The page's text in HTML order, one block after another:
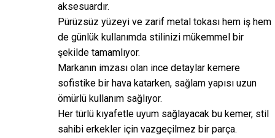
aksesuardır.
Pürüzsüz yüzeyi ve zarif metal tokası hem iş hem
de günlük kullanımda stilinizi mükemmel bir
şekilde tamamlıyor.
Markanın imzası olan ince detaylar kemere
sofistike bir hava katarken, sağlam yapısı uzun
ömürlü kullanım sağlıyor.
Her türlü kıyafetle uyum sağlayacak bu kemer, stil
sahibi erkekler için vazgeçilmez bir parça.